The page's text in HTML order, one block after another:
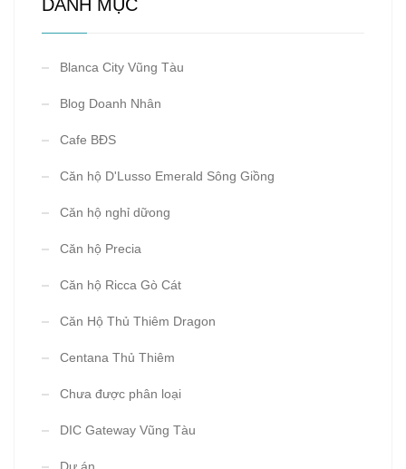
DANH MỤC
Blanca City Vũng Tàu
Blog Doanh Nhân
Cafe BĐS
Căn hộ D'Lusso Emerald Sông Giồng
Căn hộ nghỉ dữong
Căn hộ Precia
Căn hộ Ricca Gò Cát
Căn Hộ Thủ Thiêm Dragon
Centana Thủ Thiêm
Chưa được phân loại
DIC Gateway Vũng Tàu
Dự án